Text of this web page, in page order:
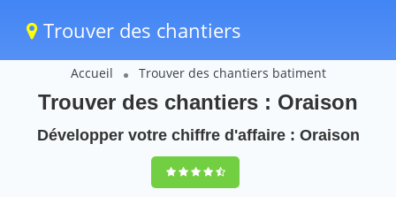
Trouver des chantiers
Accueil Trouver des chantiers batiment
Trouver des chantiers : Oraison
Développer votre chiffre d'affaire : Oraison